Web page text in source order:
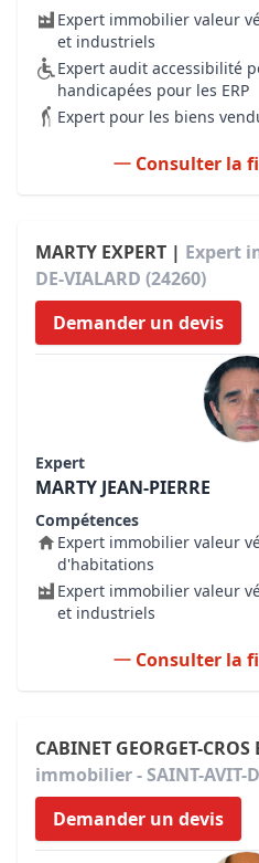
Expert immobilier valeur
et industriels
Expert audit accessibilité
handicapées pour les ERP
Expert pour les biens
Consulter la
MARTY EXPERT | Expert
DE-VIALARD (24260)
Demander un devis
Expert
MARTY JEAN-PIERRE
Compétences
Expert immobilier valeur
d'habitations
Expert immobilier valeur
et industriels
Consulter la
CABINET GEORGET-CROS
immobilier - SAINT-AVIT-
Demander un devis